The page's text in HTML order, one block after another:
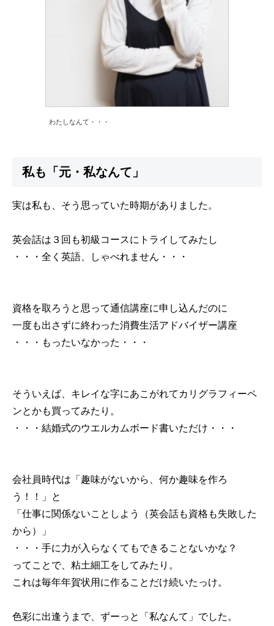
わたしなんて・・・
私も「元・私なんて」
実は私も、そう思っていた時期がありました。
英会話は３回も初級コースにトライしてみたし
・・・全く英語、しゃべれません・・・
資格を取ろうと思って通信講座に申し込んだのに
一度も出さずに終わった消費生活アドバイザー講座
・・・もったいなかった・・・
そういえば、キレイな字にあこがれてカリグラフィーペ
ンとかも買ってみたり。
・・・結婚式のウエルカムボード書いただけ・・・
会社員時代は「趣味がないから、何か趣味を作ろ
う！！」と
「仕事に関係ないことしよう（英会話も資格も失敗した
から）」
・・・手に力が入らなくてもできることないかな？
ってことで、粘土細工をしてみたり。
これは毎年年賀状用に作ることだけ続いたっけ。
色彩に出逢うまで、ずーっと「私なんて」でした。